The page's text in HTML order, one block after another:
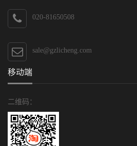
020-81650508
sale@gzlicheng.com
移动端
二维码：